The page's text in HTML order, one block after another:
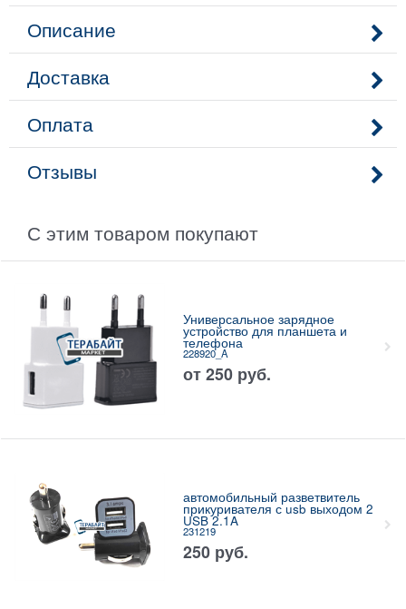
Описание
Доставка
Оплата
Отзывы
С этим товаром покупают
Универсальное зарядное
устройство для планшета и
телефона
228920_A
от 250 руб.
автомобильный разветвитель
прикуривателя с usb выходом 2
USB 2.1A
231219
250 руб.